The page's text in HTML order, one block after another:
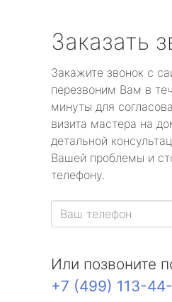
Заказать
Закажите звонок с
перезвоним Вам в
минуты для
визита мастера на
детальной
Вашей проблемы и
телефону.
Или позвоните
+7 (499) 113-